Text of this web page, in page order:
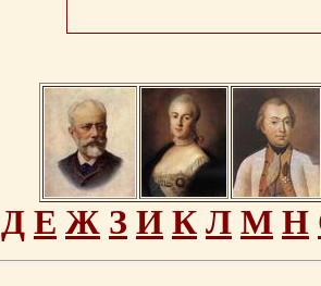
Д Е Ж З И К Л М Н